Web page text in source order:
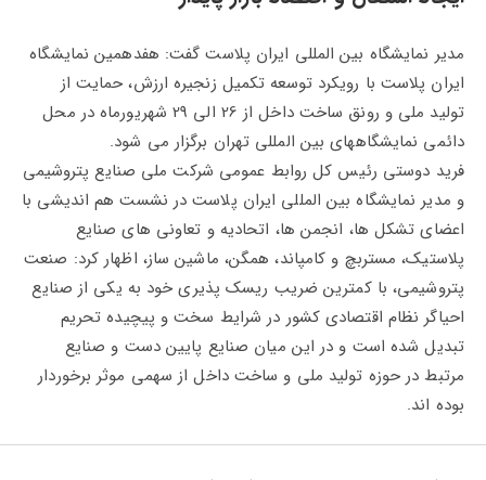
مدیر نمایشگاه بین المللی ایران پلاست گفت: هفدهمین نمایشگاه
ایران پلاست با رویکرد توسعه تکمیل زنجیره ارزش، حمایت از
تولید ملی و رونق ساخت داخل از 26 الی 29 شهریورماه در محل
دائمی نمایشگاههای بین المللی تهران برگزار می شود.
فرید دوستی رئیس کل روابط عمومی شرکت ملی صنایع پتروشیمی
و مدیر نمایشگاه بین المللی ایران پلاست در نشست هم اندیشی با
اعضای تشکل ها، انجمن ها، اتحادیه و تعاونی های صنایع
پلاستیک، مستربچ و کامپاند، همگن، ماشین ساز، اظهار کرد: صنعت
پتروشیمی، با کمترین ضریب ریسک پذیری خود به یکی از صنایع
احیاگر نظام اقتصادی کشور در شرایط سخت و پیچیده تحریم
تبدیل شده است و در این میان صنایع پایین دست و صنایع
مرتبط در حوزه تولید ملی و ساخت داخل از سهمی موثر برخوردار
بوده اند.